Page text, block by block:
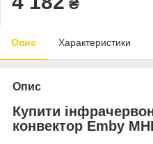
₴
Опис Характеристики
Опис
Купити
конвектор Emby